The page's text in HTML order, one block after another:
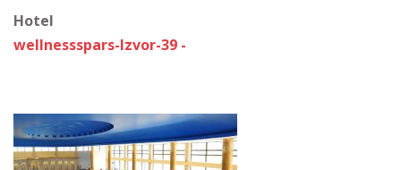
Hotel
wellnessspars-Izvor-39 -